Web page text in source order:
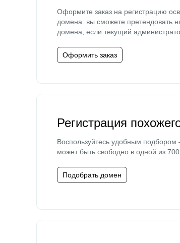
Оформите заказ на регистрацию
домена: вы сможете претендовать
домена, если текущий
Оформить заказ
Регистрация
Воспользуйтесь удобным
может быть свободно в одной из
Подобрать домен